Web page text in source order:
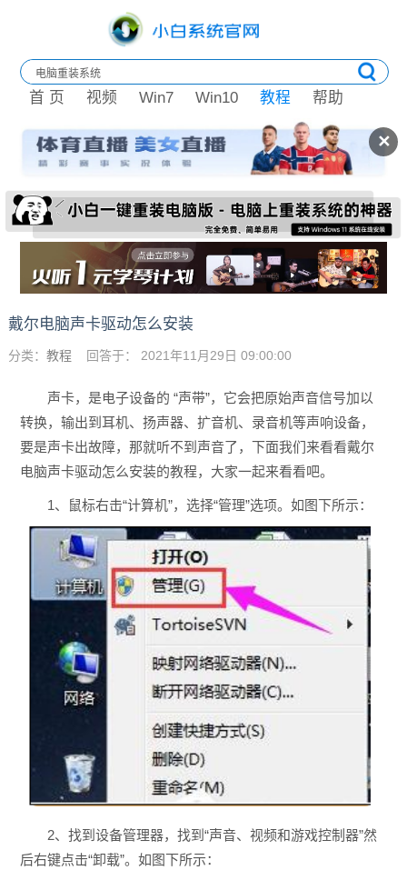
✕
首 页 视频 Win7 Win10 教程 帮助
戴尔电脑声卡驱动怎么安装
分类： 教程 回答于： 2021年11月29日 09:00:00
声卡，是电子设备的 “声带”，它会把原始声音信号加以
转换，输出到耳机、扬声器、扩音机、录音机等声响设备，
要是声卡出故障，那就听不到声音了，下面我们来看看戴尔
电脑声卡驱动怎么安装的教程，大家一起来看看吧。
1、鼠标右击“计算机”，选择“管理”选项。如图下所示：
2、找到设备管理器，找到“声音、视频和游戏控制器”然
后右键点击“卸载”。如图下所示：